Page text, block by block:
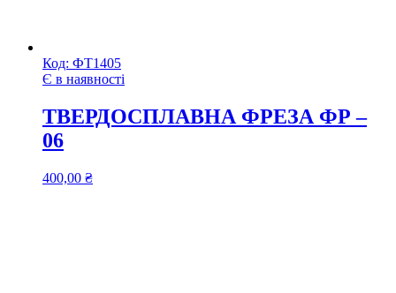
Код: ФТ1405
Є в наявності
ТВЕРДОСПЛАВНА ФРЕЗА ФР –
06
400,00 ₴